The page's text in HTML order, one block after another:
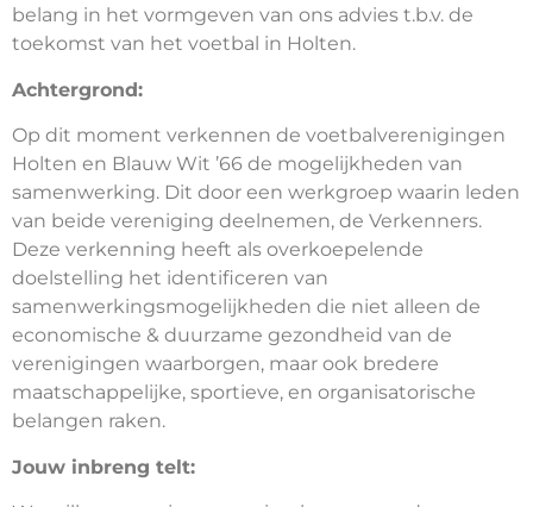
belang in het vormgeven van ons advies t.b.v. de
toekomst van het voetbal in Holten.
Achtergrond:
Op dit moment verkennen de voetbalverenigingen
Holten en Blauw Wit ’66 de mogelijkheden van
samenwerking. Dit door een werkgroep waarin leden
van beide vereniging deelnemen, de Verkenners.
Deze verkenning heeft als overkoepelende
doelstelling het identificeren van
samenwerkingsmogelijkheden die niet alleen de
economische & duurzame gezondheid van de
verenigingen waarborgen, maar ook bredere
maatschappelijke, sportieve, en organisatorische
belangen raken.
Jouw inbreng telt: